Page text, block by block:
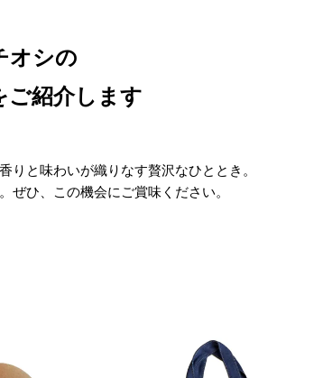
オシの
ご紹介します
香りと味わいが織りなす贅沢なひととき。
ぜひ、この機会にご賞味ください。